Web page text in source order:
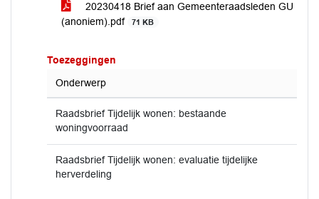
20230418 Brief aan Gemeenteraadsleden GU
(anoniem).pdf
71 KB
Toezeggingen
Onderwerp
Raadsbrief Tijdelijk wonen: bestaande
woningvoorraad
Raadsbrief Tijdelijk wonen: evaluatie tijdelijke
herverdeling